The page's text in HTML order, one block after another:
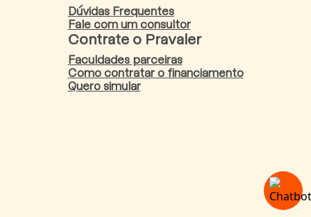
Dúvidas Frequentes
Fale com um consultor
Contrate o Pravaler
Faculdades parceiras
Como contratar o financiamento
Quero simular